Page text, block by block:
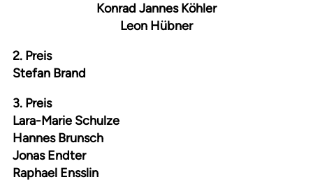
Konrad Jannes Köhler
Leon Hübner
2. Preis
Stefan Brand
3. Preis
Lara-Marie Schulze
Hannes Brunsch
Jonas Endter
Raphael Ensslin